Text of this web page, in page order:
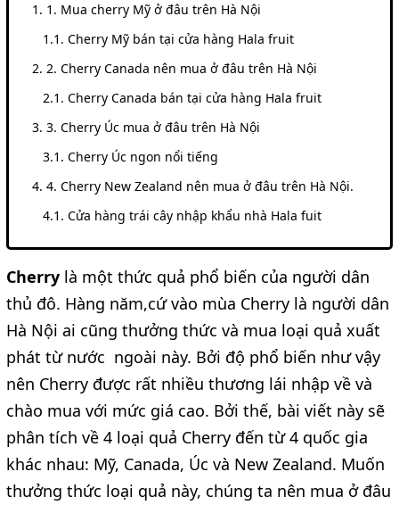
1. Mua cherry Mỹ ở đâu trên Hà Nội
Cherry Mỹ bán tại cửa hàng Hala fruit
2. Cherry Canada nên mua ở đâu trên Hà Nội
Cherry Canada bán tại cửa hàng Hala fruit
3. Cherry Úc mua ở đâu trên Hà Nội
Cherry Úc ngon nổi tiếng
4. Cherry New Zealand nên mua ở đâu trên Hà Nội.
Cửa hàng trái cây nhập khẩu nhà Hala fuit
Cherry là một thức quả phổ biến của người dân
thủ đô. Hàng năm,cứ vào mùa Cherry là người dân
Hà Nội ai cũng thưởng thức và mua loại quả xuất
phát từ nước ngoài này. Bởi độ phổ biến như vậy
nên Cherry được rất nhiều thương lái nhập về và
chào mua với mức giá cao. Bởi thế, bài viết này sẽ
phân tích về 4 loại quả Cherry đến từ 4 quốc gia
khác nhau: Mỹ, Canada, Úc và New Zealand. Muốn
thưởng thức loại quả này, chúng ta nên mua ở đâu